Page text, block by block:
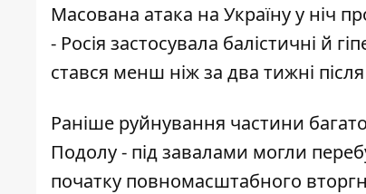
Масована атака на Україну у ніч
- Росія застосувала балістичні й
стався менш ніж за два тижні після
Раніше руйнування частини
Подолу- під завалами могли
початку повномасштабного